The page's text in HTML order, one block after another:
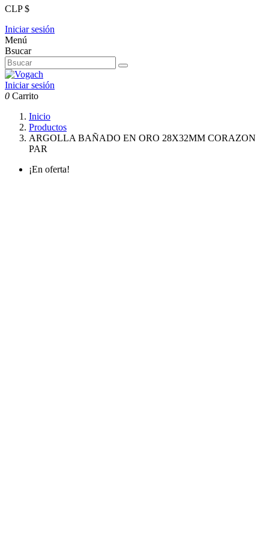
CLP $
Iniciar sesión
Menú
Bsucar
Iniciar sesión
0 Carrito
Inicio
Productos
ARGOLLA BAÑADO EN ORO 28X32MM CORAZON
PAR
¡En oferta!